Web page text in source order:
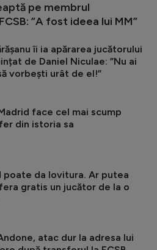
pe membrul
”A fost ideea lui MM”
îi ia apărarea jucătorului
de Daniel Niculae: ”Nu ai
vorbești urât de el!”
face cel mai scump
din istoria sa
poate da lovitura. Ar putea
gratis un jucător de la o
atac dur la adresa lui